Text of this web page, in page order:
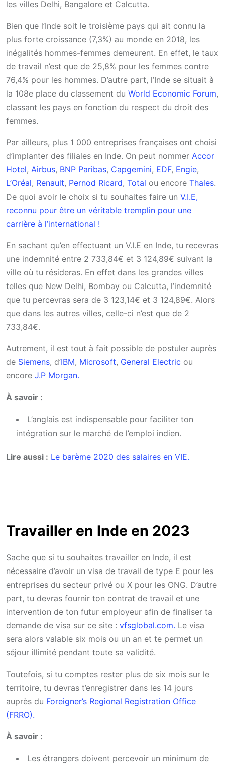
les villes Delhi, Bangalore et Calcutta.
Bien que l’Inde soit le troisième pays qui ait connu la
plus forte croissance (7,3%) au monde en 2018, les
inégalités hommes-femmes demeurent. En effet, le taux
de travail n’est que de 25,8% pour les femmes contre
76,4% pour les hommes. D’autre part, l’Inde se situait à
la 108e place du classement du World Economic Forum,
classant les pays en fonction du respect du droit des
femmes.
Par ailleurs, plus 1 000 entreprises françaises ont choisi
d’implanter des filiales en Inde. On peut nommer Accor
Hotel, Airbus, BNP Paribas, Capgemini, EDF, Engie,
L’Oréal, Renault, Pernod Ricard, Total ou encore Thales.
De quoi avoir le choix si tu souhaites faire un V.I.E,
reconnu pour être un véritable tremplin pour une
carrière à l’international !
En sachant qu’en effectuant un V.I.E en Inde, tu recevras
une indemnité entre 2 733,84€ et 3 124,89€ suivant la
ville où tu résideras. En effet dans les grandes villes
telles que New Delhi, Bombay ou Calcutta, l’indemnité
que tu percevras sera de 3 123,14€ et 3 124,89€. Alors
que dans les autres villes, celle-ci n’est que de 2
733,84€.
Autrement, il est tout à fait possible de postuler auprès
de Siemens, d’IBM, Microsoft, General Electric ou
encore J.P Morgan.
À savoir :
L’anglais est indispensable pour faciliter ton
intégration sur le marché de l’emploi indien.
Lire aussi : Le barème 2020 des salaires en VIE.
Travailler en Inde en 2023
Sache que si tu souhaites travailler en Inde, il est
nécessaire d’avoir un visa de travail de type E pour les
entreprises du secteur privé ou X pour les ONG. D’autre
part, tu devras fournir ton contrat de travail et une
intervention de ton futur employeur afin de finaliser ta
demande de visa sur ce site : vfsglobal.com. Le visa
sera alors valable six mois ou un an et te permet un
séjour illimité pendant toute sa validité.
Toutefois, si tu comptes rester plus de six mois sur le
territoire, tu devras t’enregistrer dans les 14 jours
auprès du Foreigner’s Regional Registration Office
(FRRO).
À savoir :
Les étrangers doivent percevoir un minimum de